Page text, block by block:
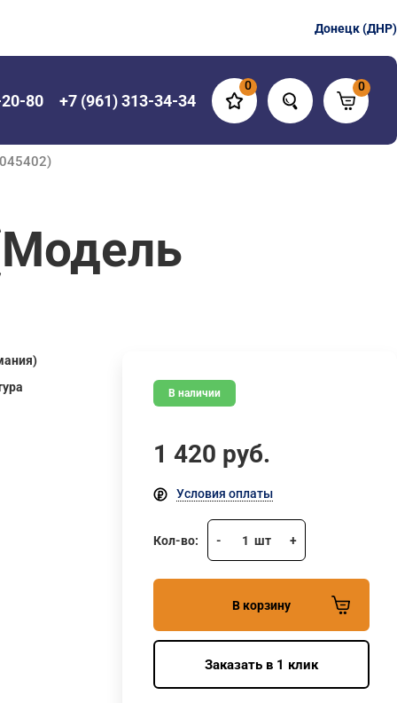
Донецк (ДНР)
80 +7 (961) 313-34-34
0 0
В наличии
1 420 руб.
Условия оплаты
Кол-во: - 1 шт +
В корзину
Заказать в 1 клик